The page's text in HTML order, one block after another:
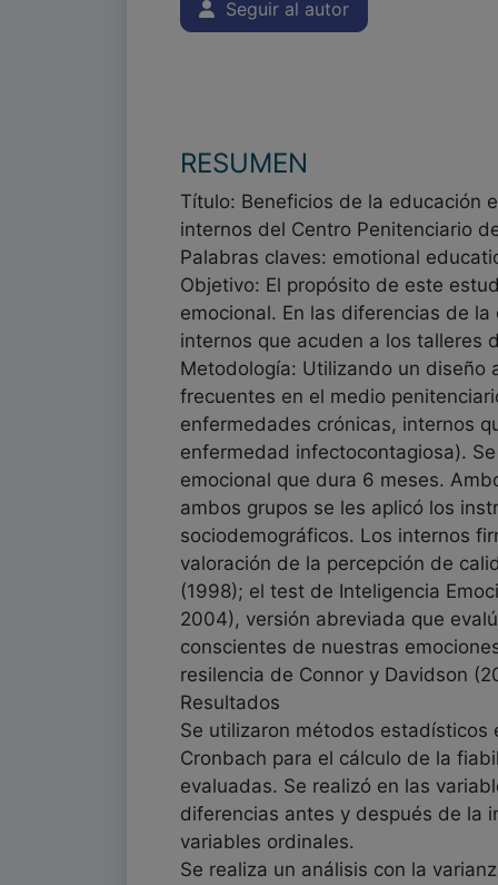
Seguir al autor
RESUMEN
Título: Beneficios de la educación
internos del Centro Penitenciario
Palabras claves: emotional
Objetivo: El propósito de este
emocional. En las diferencias de
internos que acuden a los talleres
Metodología: Utilizando un diseño
frecuentes en el medio
enfermedades crónicas, internos
enfermedad infectocontagiosa).
emocional que dura 6 meses.
ambos grupos se les aplicó los
sociodemográficos. Los internos
valoración de la percepción de
(1998); el test de Inteligencia
2004), versión abreviada que
conscientes de nuestras
resilencia de Connor y Davidson
Resultados
Se utilizaron métodos
Cronbach para el cálculo de la
evaluadas. Se realizó en las
diferencias antes y después de la
variables ordinales.
Se realiza un análisis con la